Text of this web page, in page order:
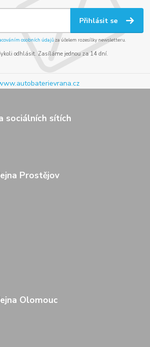
Přihlásit se
osobních údajůza účelem rozesílky newsletteru.
odhlásit. Zasíláme jednou za 14 dní.
sociálních sítích
Prostějov
Olomouc